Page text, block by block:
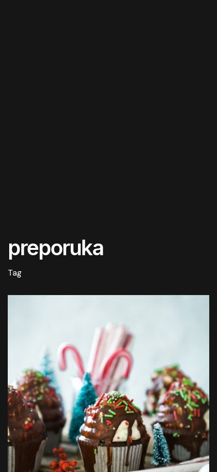
preporuka
Tag